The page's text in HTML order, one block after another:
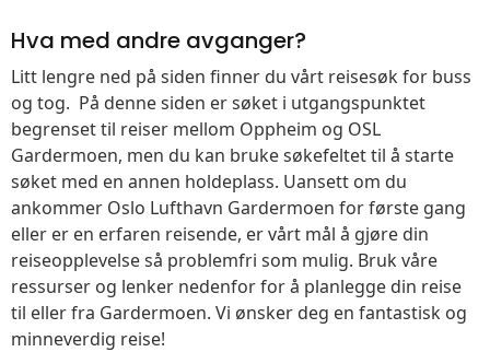
Hva med andre avganger?
Litt lengre ned på siden finner du vårt reisesøk for buss
og tog. På denne siden er søket i utgangspunktet
begrenset til reiser mellom Oppheim og OSL
Gardermoen, men du kan bruke søkefeltet til å starte
søket med en annen holdeplass. Uansett om du
ankommer Oslo Lufthavn Gardermoen for første gang
eller er en erfaren reisende, er vårt mål å gjøre din
reiseopplevelse så problemfri som mulig. Bruk våre
ressurser og lenker nedenfor for å planlegge din reise
til eller fra Gardermoen. Vi ønsker deg en fantastisk og
minneverdig reise!